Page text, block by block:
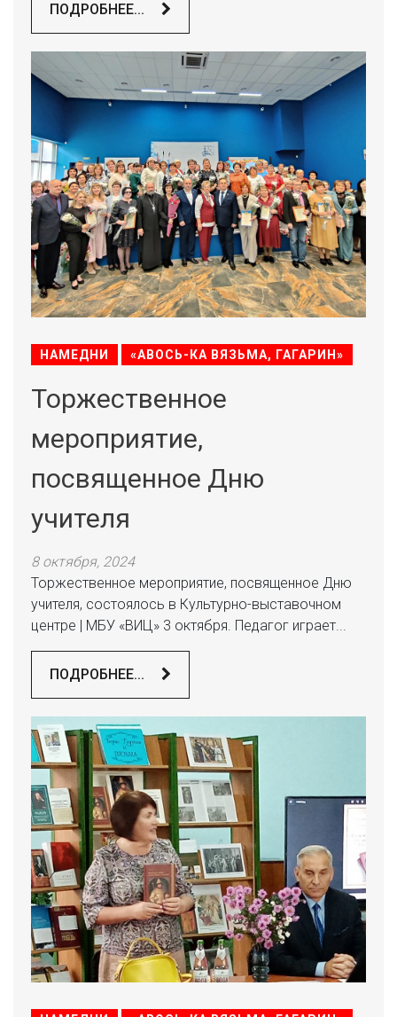
ПОДРОБНЕЕ...
НАМЕДНИ «АВОСЬ-КА ВЯЗЬМА, ГАГАРИН»
Торжественное
мероприятие,
посвященное Дню
учителя
8 октября, 2024
Торжественное мероприятие, посвященное Дню
учителя, состоялось в Культурно-выставочном
центре | МБУ «ВИЦ» 3 октября. Педагог играет...
ПОДРОБНЕЕ...